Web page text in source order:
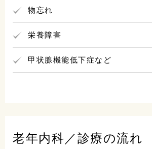
物忘れ
栄養障害
甲状腺機能低下症など
老年内科／診療の流れ